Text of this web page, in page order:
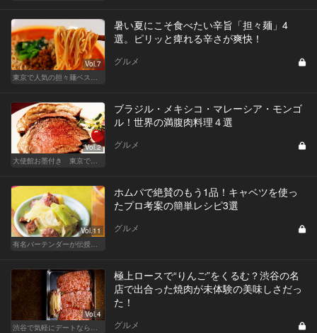
Vol.7
東京で人気の担々麺ベストセレクション！
暑い夏にこそ食べたい辛旨「担々麺」4
選。ピリッと痺れる辛さが爽快！
グルメ
Vol.2
大使館お墨付き 東京でいただく世界の肉料理
ブラジル・メキシコ・マレーシア・モンゴ
ル！世界の満腹肉料理４選
グルメ
Vol.11
有名バーテンダーが伝授する簡単つまみレシピ
ホムパで絶賛のもう1品！キャベツを使っ
たプロ考案の簡単レシピ3選
グルメ
Vol.4
渋谷で気軽にデートならここ！ディナーにおすすめのセンスが良い人気店
極上ロースで“りんご”をくるむ？渋谷の名
店で出合った焼肉が未体験の美味しさだっ
た！
グルメ